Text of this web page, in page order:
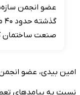
عضو انجمن
صنعت ساختمان
امین بیدی، عضو
نسبت به پیامدهای